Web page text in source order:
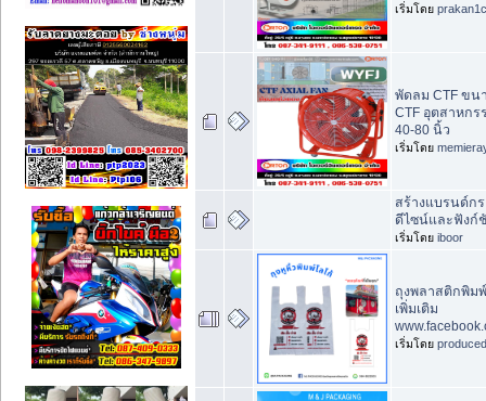
เริ่มโดย prakan1c
พัดลม CTF ขน
CTF อุตสาหก
40-80 นิ้ว
เริ่มโดย
สร้างแบรนด์ก
ดีไซน์และฟังก์
เริ่มโดย iboor
ถุงพลาสติกพิม
เพิ่มเติม
เริ่มโดย